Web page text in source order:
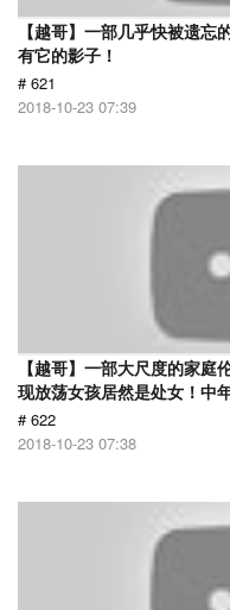
【越哥】一部几乎快被遗
有它的影子！
# 621
2018-10-23 07:39
【越哥】一部大尺度的家
现放荡女孩居然是处女！中
# 622
2018-10-23 07:38